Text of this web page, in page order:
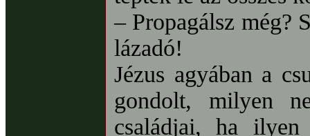
– Propagálsz még?
lázadó!
Jézus agyában a
gondolt, milyen
családjai, ha ilyen